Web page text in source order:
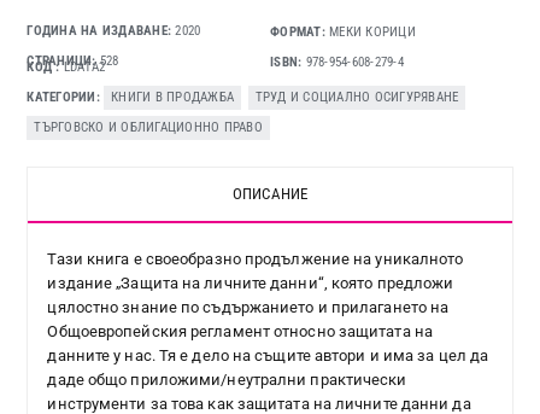
ГОДИНА НА ИЗДАВАНЕ:2020 ФОРМАТ: МЕКИ КОРИЦИ
СТРАНИЦИ:528 ISBN: 978-954-608-279-4
КОД LDATA2
КАТЕГОРИИ
КНИГИ В ПРОДАЖБА ТРУД И СОЦИАЛНО ОСИГУРЯВАНЕ
ТЪРГОВСКО И ОБЛИГАЦИОННО ПРАВО
ОПИСАНИЕ
Тази книга е своеобразно продължение на уникалното
издание „Защита на личните данни“, която предложи
цялостно знание по съдържанието и прилагането на
Общоевропейския регламент относно защитата на
данните у нас. Тя е дело на същите автори и има за цел да
даде общо приложими/неутрални практически
инструменти за това как защитата на личните данни да